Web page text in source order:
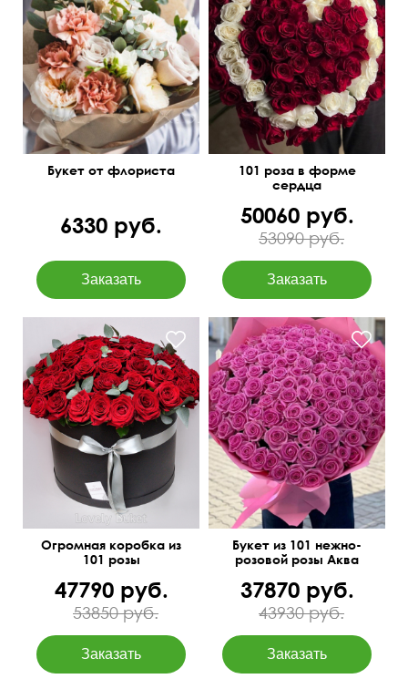
Составим под ваш
бюджет
Букет от флориста
6330 руб.
I love you
101 роза в форме
сердца
50060 руб.
53090 руб.
Доставим бесплатно!
50 см
70 см
Огромная коробка из
101 розы
47790 руб.
53850 руб.
Открытка в подарок
Букет из 101 нежно-
розовой розы Аква
37870 руб.
43930 руб.